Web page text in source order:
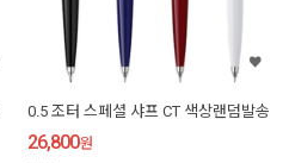
0.5 조터 스페셜 샤프 CT 색상랜덤발송
26,800원